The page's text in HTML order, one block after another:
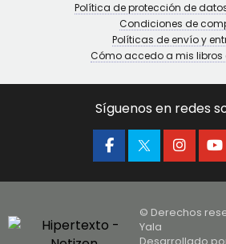
Política de protección de
Condiciones de
Políticas de envío y
Cómo accedo a mis libros
Síguenos en redes
© Derechos
Yala